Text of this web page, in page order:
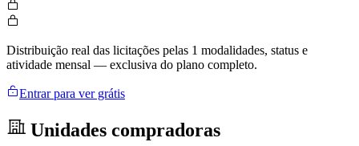
Distribuição real das licitações pelas 1 modalidades, status e
atividade mensal — exclusiva do plano completo.
Entrar para ver grátis
Unidades compradoras